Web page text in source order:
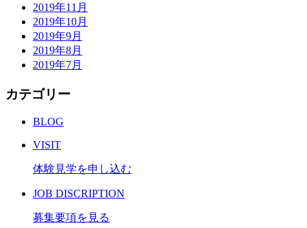
2019年11月
2019年10月
2019年9月
2019年8月
2019年7月
カテゴリー
BLOG
VISIT
体験見学を申し込む
JOB DISCRIPTION
募集要項を見る